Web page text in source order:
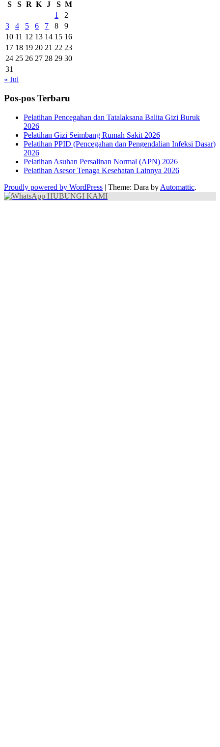
S S R K J S M
1
2
3
4 5 6 7 8
9
10 11 12 13 14 15 16
17 18 19 20 21 22 23
24 25 26 27 28 29 30
31
« Jul
Pos-pos Terbaru
Pelatihan Pencegahan dan Tatalaksana Balita Gizi Buruk
2026
Pelatihan Gizi Seimbang Rumah Sakit 2026
Pelatihan PPID (Pencegahan dan Pengendalian Infeksi Dasar)
2026
Pelatihan Asuhan Persalinan Normal (APN) 2026
Pelatihan Asesor Tenaga Kesehatan Lainnya 2026
Proudly powered by WordPress | Theme: Dara by Automattic.
HUBUNGI KAMI